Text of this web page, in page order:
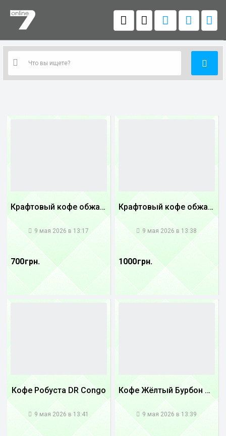
Крафтовый кофе обжареный купаж арабики 3...
9 мая 2026 в 13:17
700 грн.
Крафтовый кофе обжареный Танзания
9 мая 2026 в 13:38
1000 грн.
Кофе Робуста DR Congo
9 мая 2026 в 13:41
Кофе Жёлтый Бурбон Бразилия
9 мая 2026 в 13:39